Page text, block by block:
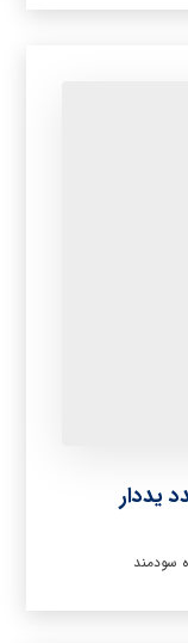
یددار
سودمند